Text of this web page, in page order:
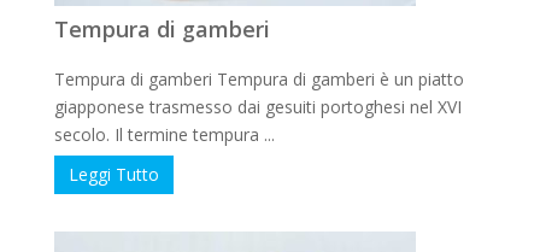
Tempura di gamberi
Tempura di gamberi Tempura di gamberi è un piatto
giapponese trasmesso dai gesuiti portoghesi nel XVI
secolo. Il termine tempura ...
Leggi Tutto